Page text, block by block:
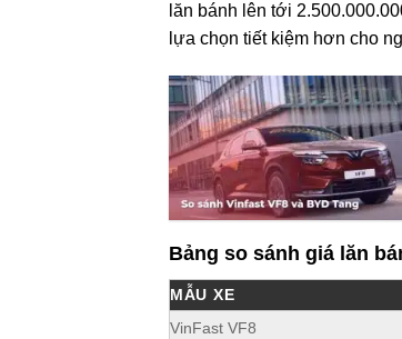
lăn bánh lên tới
lựa chọn tiết kiệm hơn cho
Bảng so sánh giá lăn
MẪU XE
VinFast VF8